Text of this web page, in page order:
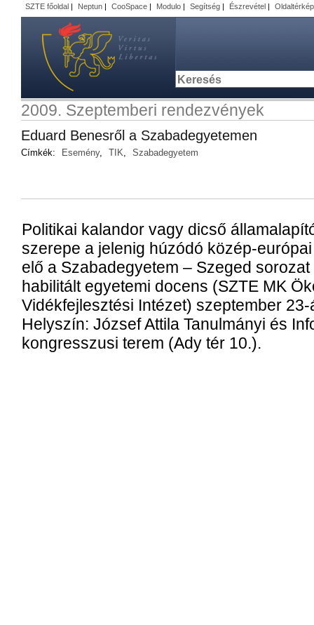
SZTE főoldal | Neptun | CooSpace | Modulo | Segítség | Észrevétel | Oldaltérkép
2009. Szeptemberi rendezvények
Eduard Benesről a Szabadegyetemen
Címkék: Esemény, TIK, Szabadegyetem
Politikai kalandor vagy dicső
szerepe a jelenig húzódó közép-
elő a Szabadegyetem – Szeged
habilitált egyetemi docens (SZTE MK
Vidékfejlesztési Intézet) szeptember
Helyszín: József Attila Tanulmányi és
kongresszusi terem (Ady tér 10.).